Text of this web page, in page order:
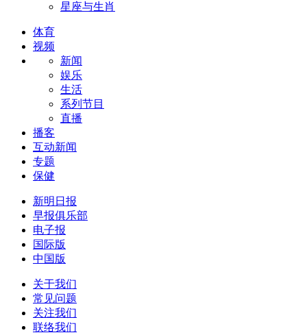
星座与生肖
体育
视频
新闻
娱乐
生活
系列节目
直播
播客
互动新闻
专题
保健
新明日报
早报俱乐部
电子报
国际版
中国版
关于我们
常见问题
关注我们
联络我们